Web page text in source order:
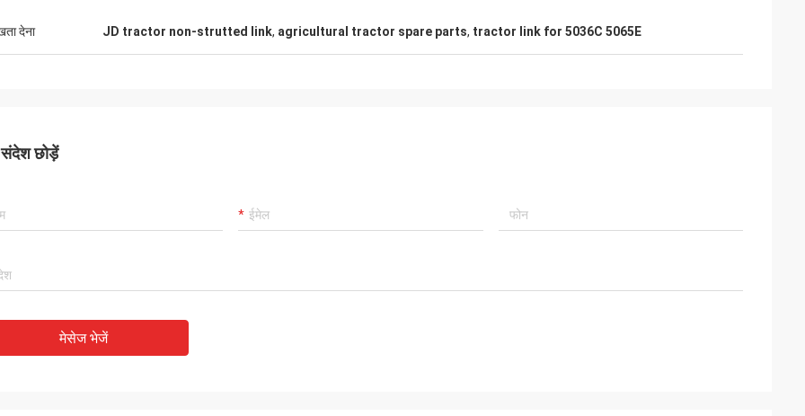
देना JD tractor non-strutted link, agricultural tractor spare parts, tractor link for 5036C 5065E
छोड़ें
मेसेज भेजें